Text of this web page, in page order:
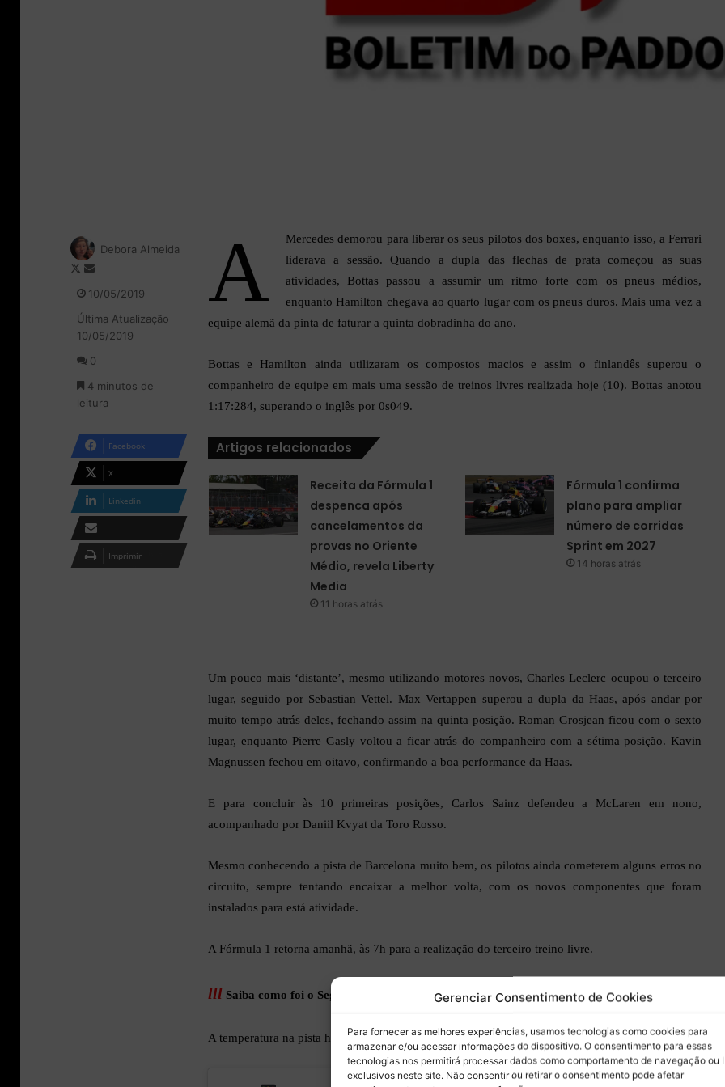
Gerenciar Consentimento de Cookies
Para fornecer as melhores experiências, usamos tecnologias como cookies para
armazenar e/ou acessar informações do dispositivo. O consentimento para essas
tecnologias nos permitirá processar dados como comportamento de navegação ou
exclusivos neste site. Não consentir ou retirar o consentimento pode afetar
A
Mercedes demorou para liberar os seus pilotos dos boxes, enquanto isso, a Ferrari
liderava a sessão. Quando a dupla das flechas de prata começou as suas
atividades, Bottas passou a assumir um ritmo forte com os pneus médios,
enquanto Hamilton chegava ao quarto lugar com os pneus duros. Mais uma vez a
equipe alemã da pinta de faturar a quinta dobradinha do ano.
Bottas e Hamilton ainda utilizaram os compostos macios e assim o finlandês superou o
companheiro de equipe em mais uma sessão de treinos livres realizada hoje (10). Bottas anotou
1:17:284, superando o inglês por 0s049.
Artigos relacionados
Receita da Fórmula 1
despenca após
cancelamentos da
provas no Oriente
Médio, revela Liberty
Media
11 horas atrás
Fórmula 1 confirma
plano para ampliar
número de corridas
Sprint em 2027
14 horas atrás
Um pouco mais ‘distante’, mesmo utilizando motores novos, Charles Leclerc ocupou o terceiro
lugar, seguido por Sebastian Vettel. Max Vertappen superou a dupla da Haas, após andar por
muito tempo atrás deles, fechando assim na quinta posição. Roman Grosjean ficou com o sexto
lugar, enquanto Pierre Gasly voltou a ficar atrás do companheiro com a sétima posição. Kavin
Magnussen fechou em oitavo, confirmando a boa performance da Haas.
E para concluir às 10 primeiras posições, Carlos Sainz defendeu a McLaren em nono,
acompanhado por Daniil Kvyat da Toro Rosso.
Mesmo conhecendo a pista de Barcelona muito bem, os pilotos ainda cometerem alguns erros no
circuito, sempre tentando encaixar a melhor volta, com os novos componentes que foram
instalados para está atividade.
A Fórmula 1 retorna amanhã, às 7h para a realização do terceiro treino livre.
lll Saiba como foi o Segunda Treino Livre em Barcelona
A temperatura na pista havia aumentado para os 40°C e no ambiente estava casa dos 23°C.
Debora Almeida
F
l
o
n
X
n
d
e
e
-
i
l
10/05/2019
Última Atualização
10/05/2019
0
4 minutos de
leitura
Facebook
X
Linkedin
Compartilhar via e-
mail
Imprimir